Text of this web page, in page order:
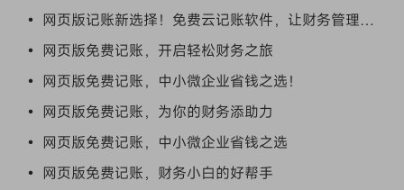
• 网页版记账新选择！免费云记账软件，让财务管理更轻松
• 网页版免费记账，开启轻松财务之旅
• 网页版免费记账，中小微企业省钱之选！
• 网页版免费记账，为你的财务添助力
• 网页版免费记账，中小微企业省钱之选
• 网页版免费记账，财务小白的好帮手